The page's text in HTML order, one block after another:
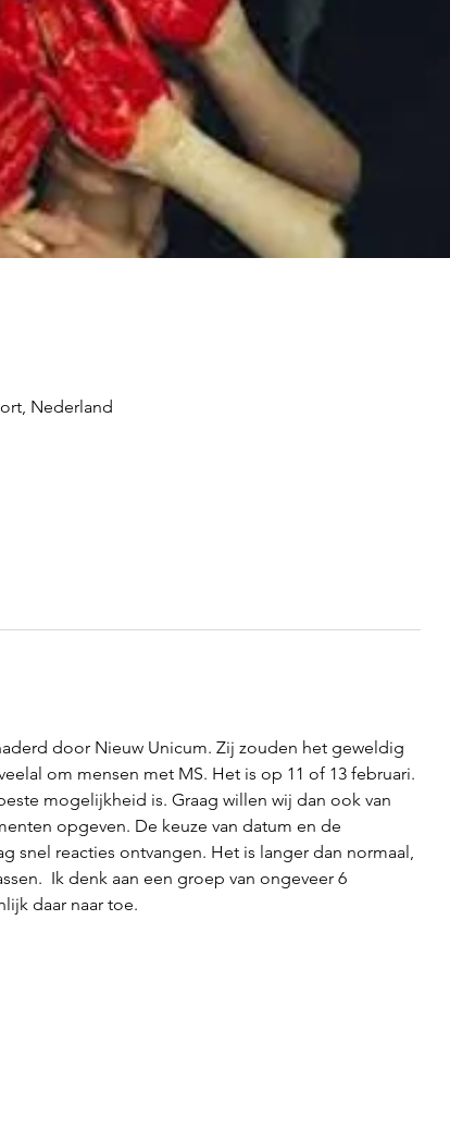
Nederland
door Nieuw Unicum. Zij zouden het geweldig
om mensen met MS. Het is op 11 of 13 februari.
mogelijkheid is. Graag willen wij dan ook van
opgeven. De keuze van datum en de
snel reacties ontvangen. Het is langer dan normaal,
Ik denk aan een groep van ongeveer 6
daar naar toe.